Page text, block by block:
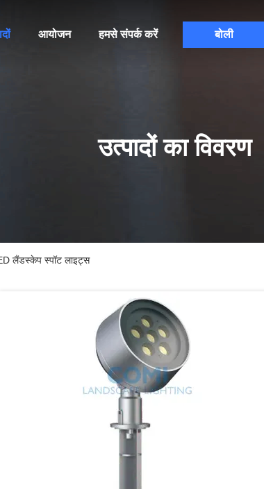
आयोजन हमसे संपर्क करें बोली
उत्पादों का विवरण
लैंडस्केप स्पॉट लाइट्स